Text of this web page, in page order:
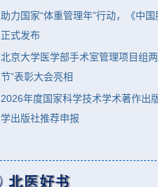
助力国家“体重管理年”行动，《中
正式发布
北京大学医学部手术室管理项目组
节”表彰大会亮相
2026年度国家科学技术学术著作出
学出版社推荐申报